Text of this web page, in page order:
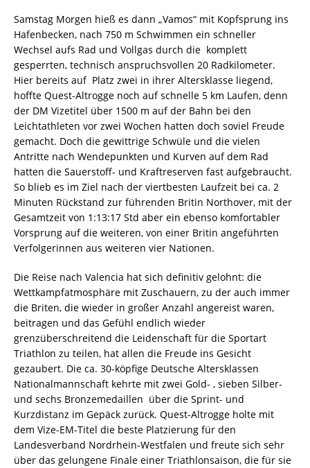
Samstag Morgen hieß es dann „Vamos“ mit Kopfsprung ins
Hafenbecken, nach 750 m Schwimmen ein schneller
Wechsel aufs Rad und Vollgas durch die komplett
gesperrten, technisch anspruchsvollen 20 Radkilometer.
Hier bereits auf Platz zwei in ihrer Altersklasse liegend,
hoffte Quest-Altrogge noch auf schnelle 5 km Laufen, denn
der DM Vizetitel über 1500 m auf der Bahn bei den
Leichtathleten vor zwei Wochen hatten doch soviel Freude
gemacht. Doch die gewittrige Schwüle und die vielen
Antritte nach Wendepunkten und Kurven auf dem Rad
hatten die Sauerstoff- und Kraftreserven fast aufgebraucht.
So blieb es im Ziel nach der viertbesten Laufzeit bei ca. 2
Minuten Rückstand zur führenden Britin Northover, mit der
Gesamtzeit von 1:13:17 Std aber ein ebenso komfortabler
Vorsprung auf die weiteren, von einer Britin angeführten
Verfolgerinnen aus weiteren vier Nationen.
Die Reise nach Valencia hat sich definitiv gelohnt: die
Wettkampfatmosphäre mit Zuschauern, zu der auch immer
die Briten, die wieder in großer Anzahl angereist waren,
beitragen und das Gefühl endlich wieder
grenzüberschreitend die Leidenschaft für die Sportart
Triathlon zu teilen, hat allen die Freude ins Gesicht
gezaubert. Die ca. 30-köpfige Deutsche Altersklassen
Nationalmannschaft kehrte mit zwei Gold- , sieben Silber-
und sechs Bronzemedaillen über die Sprint- und
Kurzdistanz im Gepäck zurück. Quest-Altrogge holte mit
dem Vize-EM-Titel die beste Platzierung für den
Landesverband Nordrhein-Westfalen und freute sich sehr
über das gelungene Finale einer Triathlonsaison, die für sie